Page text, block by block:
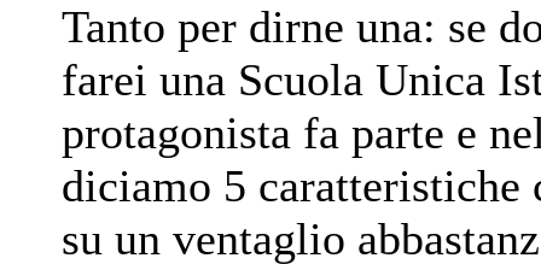
Tanto per dirne una: se
farei una Scuola Unica
protagonista fa parte e
diciamo 5 caratteristiche
su un ventaglio